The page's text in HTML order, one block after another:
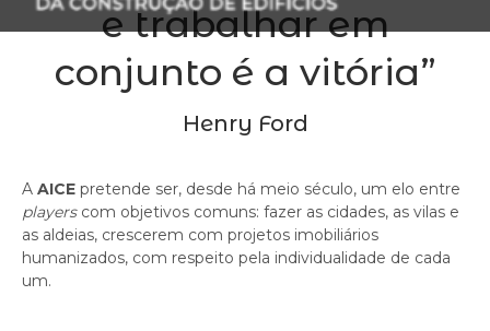
e trabalhar em
conjunto é a vitória”
Henry Ford
A AICE pretende ser, desde há meio século, um elo entre
playerscom objetivos comuns: fazer as cidades, as vilas e
as aldeias, crescerem com projetos imobiliários
humanizados, com respeito pela individualidade de cada
um.